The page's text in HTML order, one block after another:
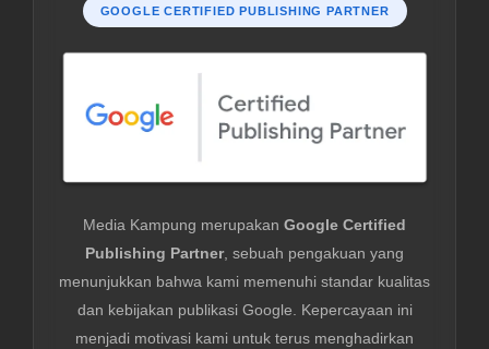
GOOGLE CERTIFIED PUBLISHING PARTNER
Media Kampung merupakan Google Certified
Publishing Partner, sebuah pengakuan yang
menunjukkan bahwa kami memenuhi standar kualitas
dan kebijakan publikasi Google. Kepercayaan ini
menjadi motivasi kami untuk terus menghadirkan